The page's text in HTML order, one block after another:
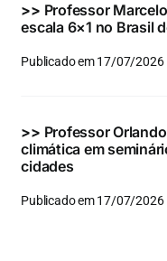
>> Professor
escala 6×1 no Brasil
Publicado em 17/07/2026
>> Professor
climática em
cidades
Publicado em 17/07/2026